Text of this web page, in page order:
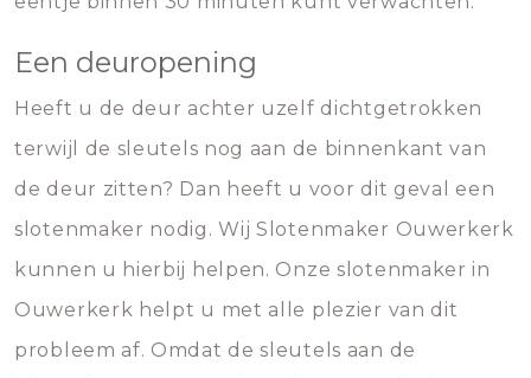
Een deuropening
Heeft u de deur achter uzelf dichtgetrokken
terwijl de sleutels nog aan de binnenkant van
de deur zitten? Dan heeft u voor dit geval een
slotenmaker nodig. Wij Slotenmaker Ouwerkerk
kunnen u hierbij helpen. Onze slotenmaker in
Ouwerkerk helpt u met alle plezier van dit
probleem af. Omdat de sleutels aan de